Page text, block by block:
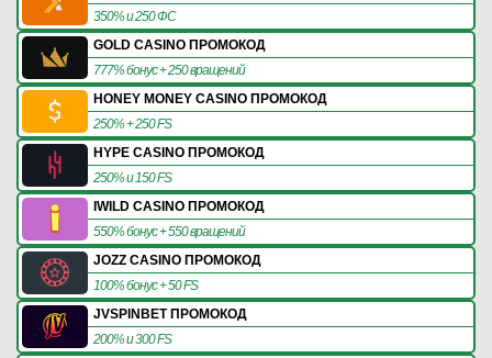
350% и 250 ФС
GOLD CASINO ПРОМОКОД
777% бонус + 250 вращений
HONEY MONEY CASINO ПРОМОКОД
250% + 250 FS
HYPE CASINO ПРОМОКОД
250% и 150 FS
IWILD CASINO ПРОМОКОД
550% бонус + 550 вращений
JOZZ CASINO ПРОМОКОД
100% бонус + 50 FS
JVSPINBET ПРОМОКОД
200% и 300 FS